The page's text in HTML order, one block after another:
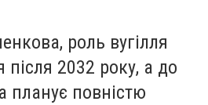
роль вугілля
після 2032 року, а до
планує повністю